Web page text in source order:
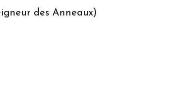
des Anneaux)